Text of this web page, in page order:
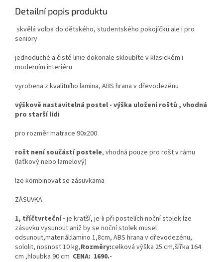
Detailní popis produktu
skvělá volba do dětského, studentského pokojíčku ale i pro
seniory
jednoduché a čisté linie dokonale skloubíte v klasickém i
moderním interiéru
vyrobena z kvalitního lamina, ABS hrana v dřevodezénu
výškově nastavitelná postel - výška uložení roštů , vhodná
pro starší lidi
pro rozměr matrace 90x200
rošt není součástí postele, vhodná pouze pro rošt v rámu
(laťkový nebo lamelový)
lze kombinovat se zásuvkama
ZÁSUVKA
1, tříčtvrteční - je kratší, je-li při postelích noční stolek lze
zásuvku vysunout aniž by se noční stolek musel
odsunout,materiál:lamino 1,8cm, ABS hrana v dřevodezénu,
sololit, nosnost 10 kg,Rozměry:celková výška 25 cm,šířka 164
cm ,hloubka 90 cm CENA: 1690.-